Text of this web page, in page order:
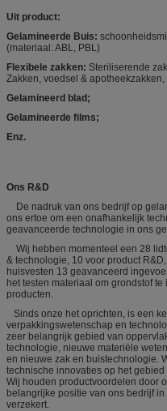
Uit product:
Gelamineerde Buis:
(materiaal: ABL, PBL)
Flexibele zakken: Steriliserende
Zakken, voedsel &
Gelamineerd blad;
Gelamineerde films;
Enz.
Ons R&D
De nadruk van ons bedrijf op
ons ertoe om een onafhankelijk
geavanceerde technologie in ons
Wij hebben momenteel een 28
& technologie, 10 voor product
huisvesten 13 geavanceerd
het testen materiaal om grondstof
producten.
Sinds onze het oprichten, is een
verpakkingswetenschap en
zeer belangrijk gebied van
technologie, nieuwe materiële
en nieuwe zak en buistechnologie.
technische innovaties op het
Wij houden productvoordelen door
belangrijke positie van ons bedrijf
verzekert.